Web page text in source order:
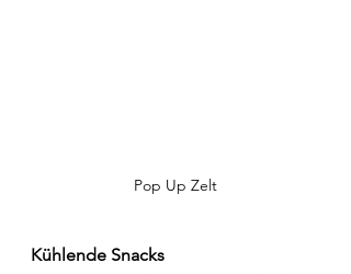
Pop Up Zelt
Kühlende Snacks